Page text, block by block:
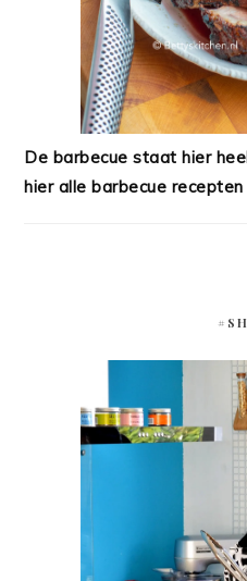
De barbecue staat hier
hier alle barbecue